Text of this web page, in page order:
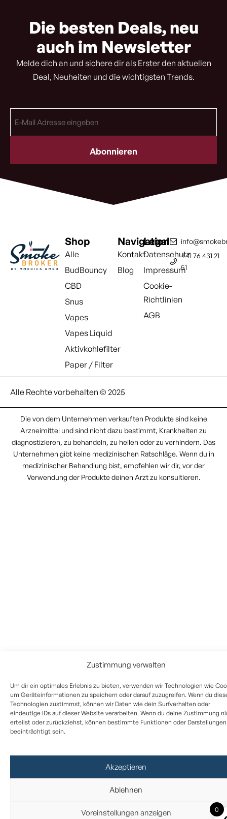
Zustimmung verwalten
Um dir ein optimales Erlebnis zu bieten, verwenden wir Technologien wie
um Geräteinformationen zu speichern oder darauf zuzugreifen. Wenn du
Technologien zustimmst, können wir Daten wie dein Surfverhalten oder
eindeutige IDs auf dieser Website verarbeiten. Wenn du deine Zustimmung
erteilst oder zurückziehst, können bestimmte Funktionen oder Darstellungen
beeinträchtigt sein.
Akzeptieren
Ablehnen
Voreinstellungen anzeigen
Die besten Deals, neu
auch im Newsletter
Melde dich an und sichere dir als Erster den aktuellen
Deal, Neuheiten und die wichtigsten Trends.
Mail
Shop
Alle
BudBouncy
CBD
Snus
Vapes
Vapes Liquid
Aktivkohlefilter
Paper / Filter
Navigation
Kontakt
Blog
Legal
Datenschutz
Impressum
Cookie-
Richtlinien
AGB
+41 76 431 21
51
Alle Rechte vorbehalten © 2025
Die von dem Unternehmen verkauften Produkte sind keine
Arzneimittel und sind nicht dazu bestimmt, Krankheiten zu
diagnostizieren, zu behandeln, zu heilen oder zu verhindern. Das
Unternehmen gibt keine medizinischen Ratschläge. Wenn du in
medizinischer Behandlung bist, empfehlen wir dir, vor der
Verwendung der Produkte deinen Arzt zu konsultieren.
0